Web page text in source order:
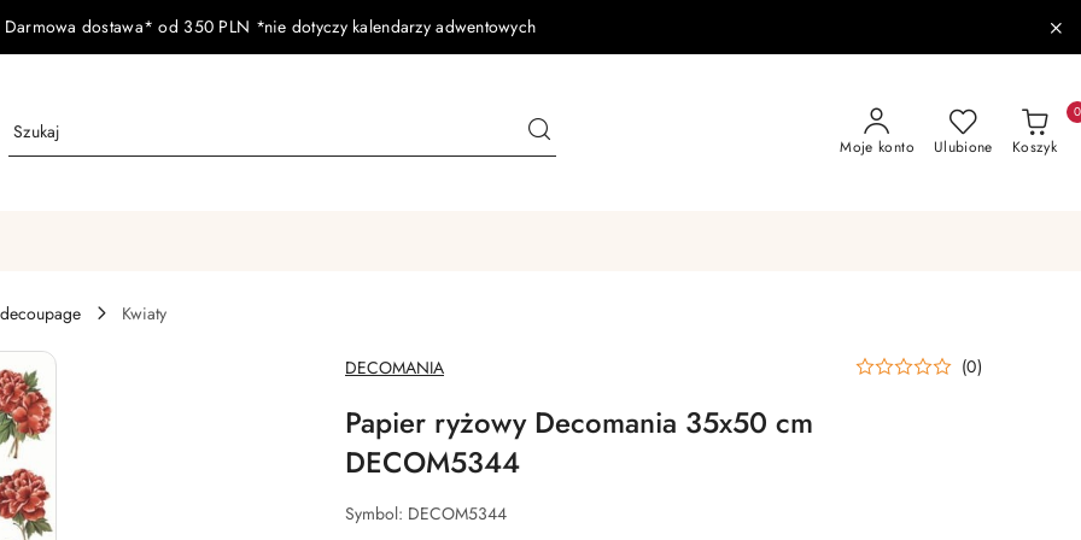
Darmowa dostawa* od 350 PLN *nie dotyczy kalendarzy adwentowych
Moje konto Ulubione Koszyk
0
Kwiaty
NAZWA
PRODUCENTA:
DECOMANIA (0)
Papier ryżowy Decomania 35x50 cm
DECOM5344
Symbol: DECOM5344